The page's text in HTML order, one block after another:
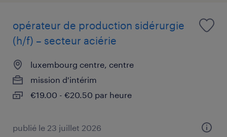
opérateur de production sidérurgie
(h/f) – secteur aciérie
luxembourg centre, centre
mission d'intérim
€19.00 - €20.50 par heure
publié le 23 juillet 2026